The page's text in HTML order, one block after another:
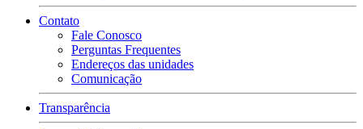
Contato
Fale Conosco
Perguntas Frequentes
Endereços das unidades
Comunicação
Transparência